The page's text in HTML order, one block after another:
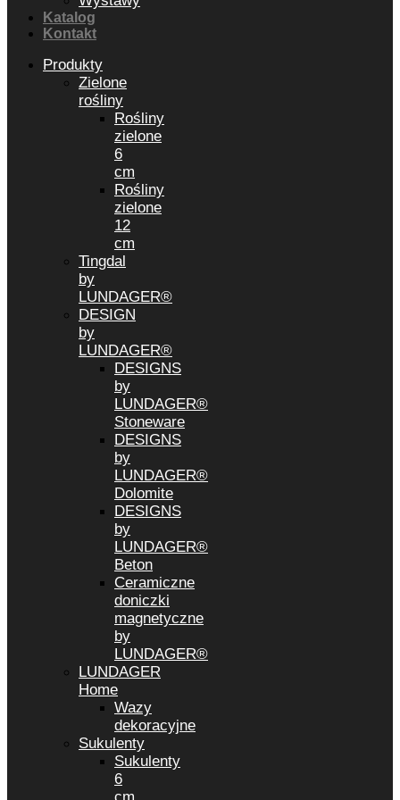
Katalog
Kontakt
Produkty
Zielone
rośliny
Rośliny
zielone
6
cm
Rośliny
zielone
12
cm
Tingdal
by
LUNDAGER®
DESIGN
by
LUNDAGER®
DESIGNS
by
LUNDAGER®
Stoneware
DESIGNS
by
LUNDAGER®
Dolomite
DESIGNS
by
LUNDAGER®
Beton
Ceramiczne
doniczki
magnetyczne
by
LUNDAGER®
LUNDAGER
Home
Wazy
dekoracyjne
Sukulenty
Sukulenty
6